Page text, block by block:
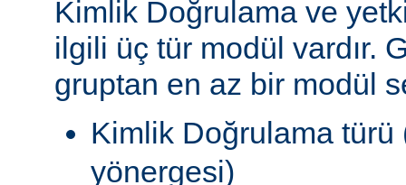
Kimlik Doğrulama ve
ilgili üç tür modül vardır.
gruptan en az bir modül
Kimlik Doğrulama
yönergesi)